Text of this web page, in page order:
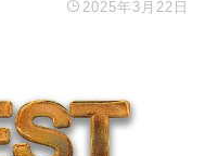
2025年3月22日